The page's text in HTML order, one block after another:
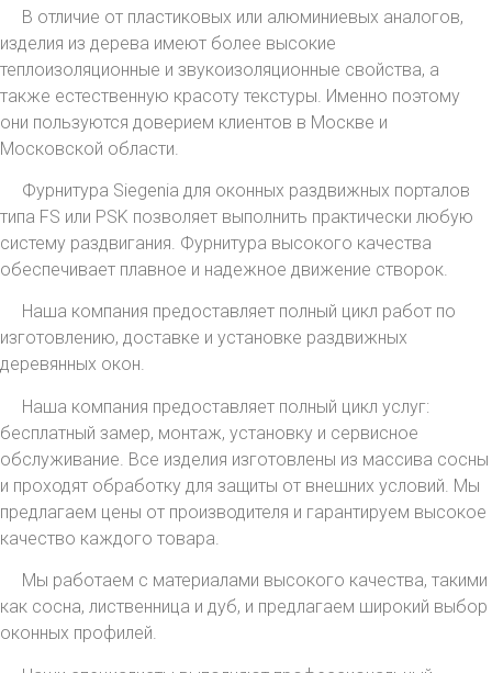
В отличие от пластиковых или алюминиевых аналогов,
изделия из дерева имеют более высокие
теплоизоляционные и звукоизоляционные свойства, а
также естественную красоту текстуры. Именно поэтому
они пользуются доверием клиентов в Москве и
Московской области.
Фурнитура Siegenia для оконных раздвижных порталов
типа FS или PSK позволяет выполнить практически любую
систему раздвигания. Фурнитура высокого качества
обеспечивает плавное и надежное движение створок.
Наша компания предоставляет полный цикл работ по
изготовлению, доставке и установке раздвижных
деревянных окон.
Наша компания предоставляет полный цикл услуг:
бесплатный замер, монтаж, установку и сервисное
обслуживание. Все изделия изготовлены из массива сосны
и проходят обработку для защиты от внешних условий. Мы
предлагаем цены от производителя и гарантируем высокое
качество каждого товара.
Мы работаем с материалами высокого качества, такими
как сосна, лиственница и дуб, и предлагаем широкий выбор
оконных профилей.